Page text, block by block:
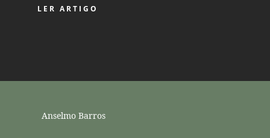
LER ARTIGO
Anselmo Barros